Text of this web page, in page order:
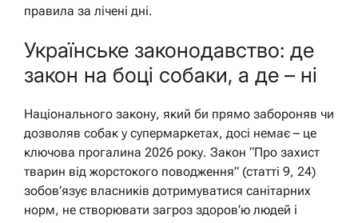
правила за лічені дні.
Українське законодавство: де
закон на боці собаки, а де – ні
Національного закону, який би прямо забороняв чи
дозволяв собак у супермаркетах, досі немає – це
ключова прогалина 2026 року. Закон “Про захист
тварин від жорстокого поводження” (статті 9, 24)
зобов’язує власників дотримуватися санітарних
норм, не створювати загроз здоров’ю людей і